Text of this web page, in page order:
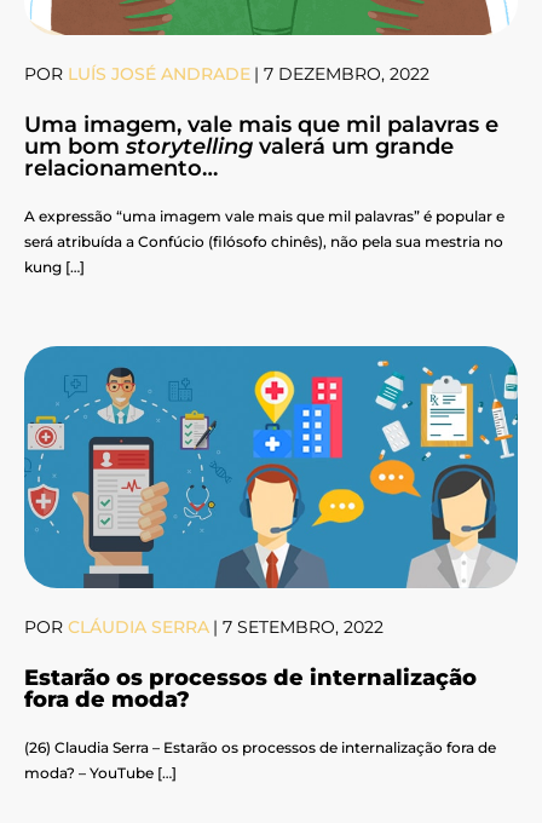
POR LUÍS JOSÉ ANDRADE | 7 DEZEMBRO, 2022
Uma imagem, vale mais que mil palavras e
um bom storytelling valerá um grande
relacionamento…
A expressão “uma imagem vale mais que mil palavras” é popular e
será atribuída a Confúcio (filósofo chinês), não pela sua mestria no
kung […]
POR CLÁUDIA SERRA | 7 SETEMBRO, 2022
Estarão os processos de internalização
fora de moda?
(26) Claudia Serra – Estarão os processos de internalização fora de
moda? – YouTube […]